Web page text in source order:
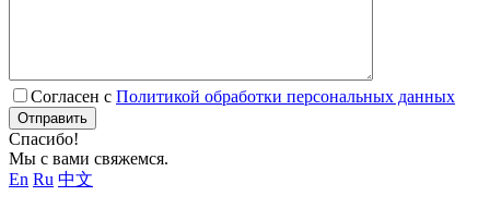
Согласен с Политикой обработки персональных данных
Отправить
Спасибо!
Мы с вами свяжемся.
En Ru 中文